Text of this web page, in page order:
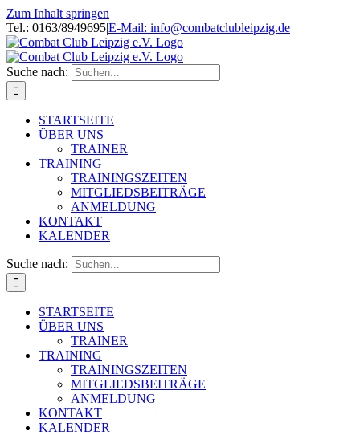
Zum Inhalt springen
Tel.: 0163/8949695|E-Mail: info@combatclubleipzig.de
Suche nach:
STARTSEITE
ÜBER UNS
TRAINER
TRAINING
TRAININGSZEITEN
MITGLIEDSBEITRÄGE
ANMELDUNG
KONTAKT
KALENDER
Suche nach:
STARTSEITE
ÜBER UNS
TRAINER
TRAINING
TRAININGSZEITEN
MITGLIEDSBEITRÄGE
ANMELDUNG
KONTAKT
KALENDER